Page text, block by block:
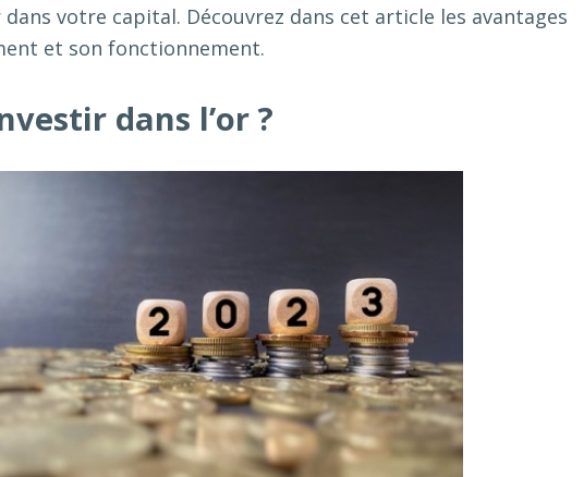
votre capital. Découvrez dans cet article les avantages
et son fonctionnement.
dans l’or ?